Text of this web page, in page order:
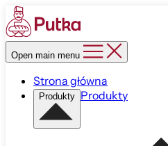
Open main menu
Strona główna
Produkty Produkty